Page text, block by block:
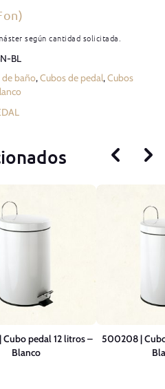
según cantidad solicitada.
BL
de baño,Cubos de pedal,Cubos
pedal 12 litros –
Blanco
500208 |